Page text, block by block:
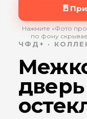
🚪
Нажмите «Фото
по фону
ЧФД+ ·